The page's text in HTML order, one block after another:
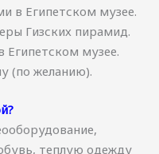
в Египетском музее.
Гизских пирамид.
Египетском музее.
(по желанию).
теплую одежду